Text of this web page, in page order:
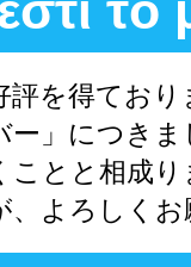
評を得てお
ー」につき
ことと相成
、よろしく